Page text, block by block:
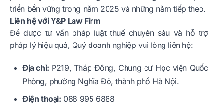
triển bền vững trong năm 2025 và những năm tiếp theo.
Liên hệ với Y&P Law Firm
Để được tư vấn pháp luật thuế chuyên sâu và hỗ trợ
pháp lý hiệu quả, Quý doanh nghiệp vui lòng liên hệ:
Địa chỉ: P219, Tháp Đông, Chung cư Học viện Quốc
Phòng, phường Nghĩa Đô, thành phố Hà Nội.
Điện thoại: 088 995 6888